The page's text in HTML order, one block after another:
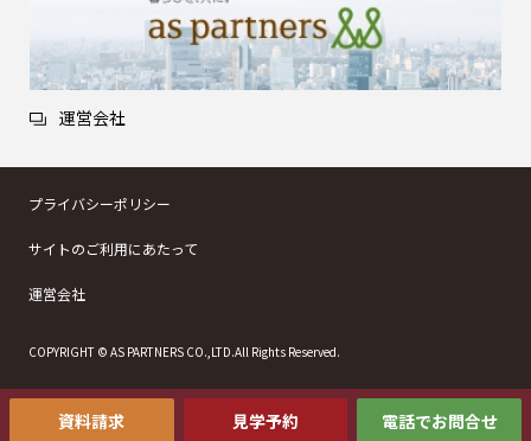
資料請求 見学予約 電話でお問合せ
運営会社
プライバシーポリシー
サイトのご利用にあたって
運営会社
COPYRIGHT © AS PARTNERS CO.,LTD.All Rights Reserved.